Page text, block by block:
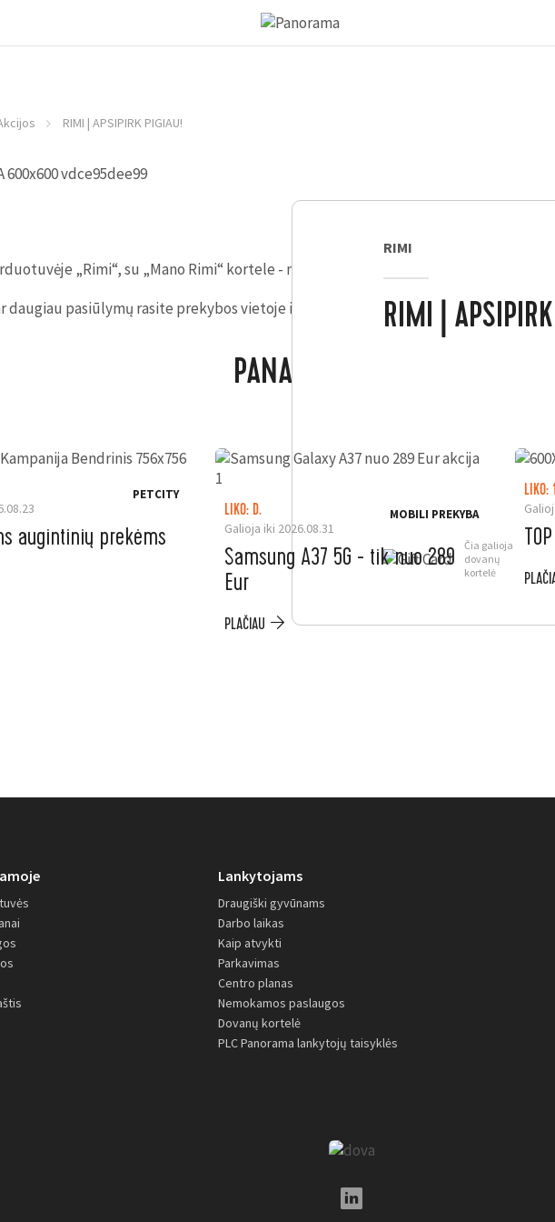
RIMI | APSIPIRK PIGIAU!
RIMI
RIMI |
Čia galioja
dovanų
kortelė
„Rimi“, su „Mano Rimi“ kortele - malta kava ir kavos pupelės PAULIG (12
daugiau pasiūlymų rasite prekybos vietoje ir internetu www.rimi.lt/akcijos.
PANAŠŪS PASIŪLYMAI
PETCITY
augintinių prekėms
LIKO: D.
Galioja iki 2026.08.31
MOBILI PREKYBA
Samsung A37 5G - tik nuo 289
Eur
PLAČIAU
LIKO:
Lankytojams
Draugiški gyvūnams
Darbo laikas
Kaip atvykti
Parkavimas
Centro planas
Nemokamos paslaugos
Dovanų kortelė
PLC Panorama lankytojų taisyklės